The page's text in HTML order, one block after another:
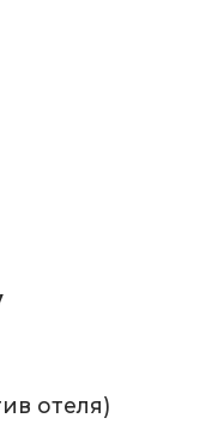
отеля)